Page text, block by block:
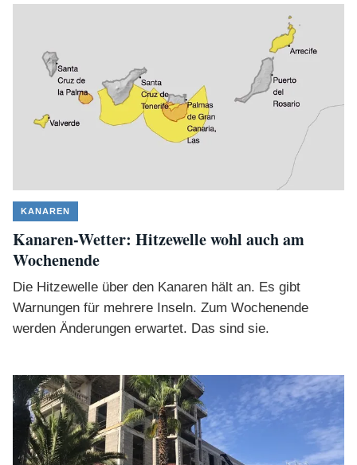
KANAREN
Kanaren-Wetter: Hitzewelle wohl auch am
Wochenende
Die Hitzewelle über den Kanaren hält an. Es gibt
Warnungen für mehrere Inseln. Zum Wochenende
werden Änderungen erwartet. Das sind sie.